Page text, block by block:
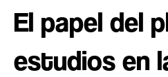
El papel del
estudios en